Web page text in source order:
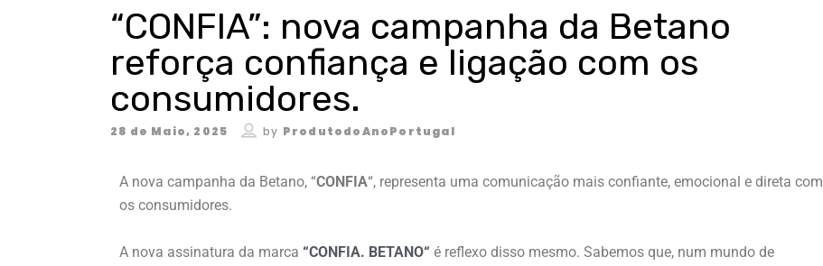
“CONFIA”: nova campanha da Betano
reforça confiança e ligação com os
consumidores.
28 de Maio, 2025 by ProdutodoAnoPortugal
A nova campanha da Betano, “CONFIA“, representa uma comunicação mais confiante, emocional e direta com
os consumidores.
A nova assinatura da marca “CONFIA. BETANO“ é reflexo disso mesmo. Sabemos que, num mundo de